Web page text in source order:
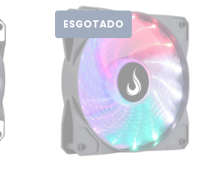
ESGOTADO